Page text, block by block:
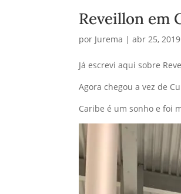
Reveillon em
por Jurema |abr 25, 2019
Já escrevi aqui sobre
Agora chegou a vez de
Caribe é um sonho e foi